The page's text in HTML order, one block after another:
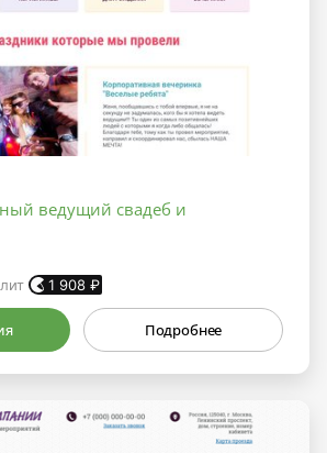
ведущий свадеб и
1 908 ₽
Подробнее